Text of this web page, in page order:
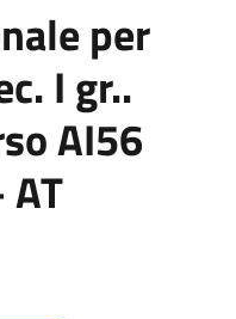
per
I gr..
AI56
AT